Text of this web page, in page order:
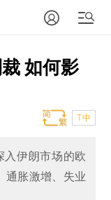
如何影
T中
入伊朗市场的欧
通胀激增、失业